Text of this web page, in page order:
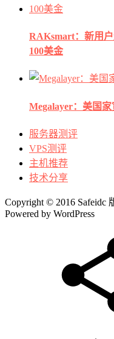
RAKsmart：新用
100美金
Megalayer：美国
服务器测评
VPS测评
主机推荐
技术分享
Copyright © 2016 Safeidc
Powered by WordPress